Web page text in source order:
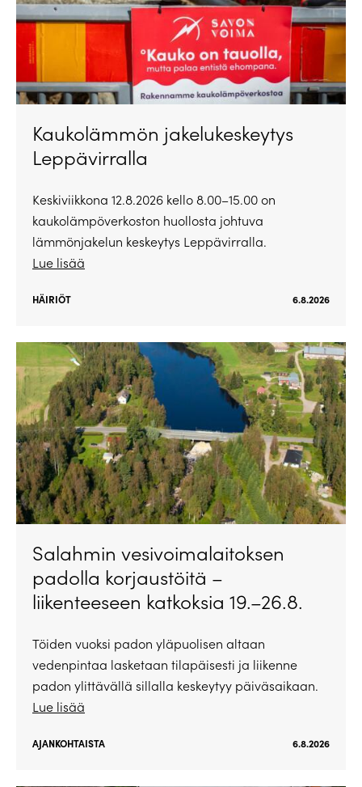
Kaukolämmön jakelukeskeytys
Leppävirralla
Keskiviikkona 12.8.2026 kello 8.00–15.00 on
kaukolämpöverkoston huollosta johtuva
lämmönjakelun keskeytys Leppävirralla.
Lue lisää
HÄIRIÖT 6.8.2026
Salahmin vesivoimalaitoksen
padolla korjaustöitä –
liikenteeseen katkoksia 19.–26.8.
Töiden vuoksi padon yläpuolisen altaan
vedenpintaa lasketaan tilapäisesti ja liikenne
padon ylittävällä sillalla keskeytyy päiväsaikaan.
Lue lisää
AJANKOHTAISTA 6.8.2026